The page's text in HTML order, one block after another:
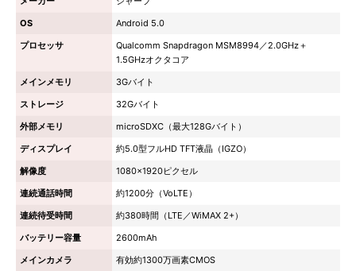
OS
Android 5.0
プロセッサ
Qualcomm Snapdragon MSM8994／2.0GHz＋
1.5GHzオクタコア
メインメモリ
3Gバイト
ストレージ
32Gバイト
外部メモリ
microSDXC（最大128Gバイト）
ディスプレイ
約5.0型フルHD TFT液晶（IGZO）
解像度
1080×1920ピクセル
連続通話時間
約1200分（VoLTE）
連続待受時間
約380時間（LTE／WiMAX 2+）
バッテリー容量
2600mAh
メインカメラ
有効約1300万画素CMOS